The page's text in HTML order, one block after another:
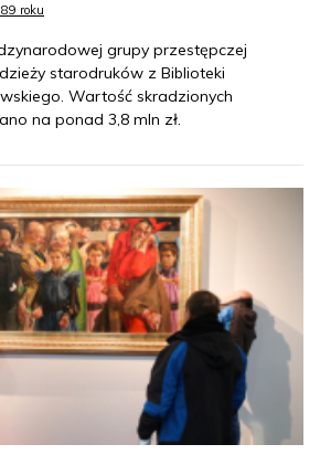
roku
grupy przestępczej
starodruków z Biblioteki
Wartość skradzionych
na ponad 3,8 mln zł.